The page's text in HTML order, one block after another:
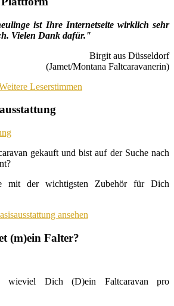
ist Ihre Internetseite wirklich sehr
Vielen Dank dafür."
Birgit aus Düsseldorf
(Jamet/Montana Faltcaravanerin)
Leserstimmen
gekauft und bist auf der Suche nach
mit der wichtigsten Zubehör für Dich
ansehen
(m)ein Falter?
wieviel Dich (D)ein Faltcaravan pro